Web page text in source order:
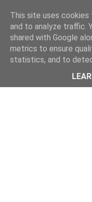
This site uses
and to analyze traffic.
shared with Google
metrics to ensure
statistics, and to